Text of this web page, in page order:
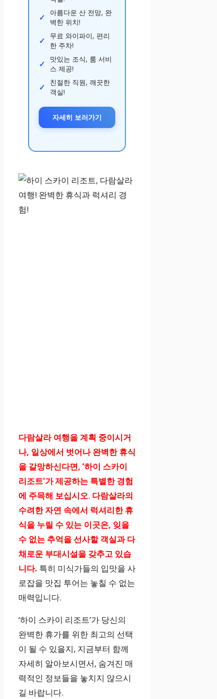
아름다운 산 전망, 완
벽한 위치!
무료 와이파이, 편리
한 주차!
맛있는 조식, 룸 서비
스 제공!
친절한 직원, 깨끗한
객실!
자세히 보러가기
다람살라 여행을 계획 중이시거
나, 일상에서 벗어나 완벽한 휴식
을 갈망하신다면, ‘하이 스카이
리조트’가 제공하는 특별한 경험
에 주목해 보십시오. 다람살라의
수려한 자연 속에서 럭셔리한 휴
식을 누릴 수 있는 이곳은, 잊을
수 없는 추억을 선사할 객실과 다
채로운 부대시설을 갖추고 있습
니다. 특히 미식가들의 입맛을 사
로잡을 맛집 투어는 놓칠 수 없는
매력입니다.
‘하이 스카이 리조트’가 당신의
완벽한 휴가를 위한 최고의 선택
이 될 수 있을지, 지금부터 함께
자세히 알아보시면서, 숨겨진 매
력적인 정보들을 놓치지 않으시
길 바랍니다.